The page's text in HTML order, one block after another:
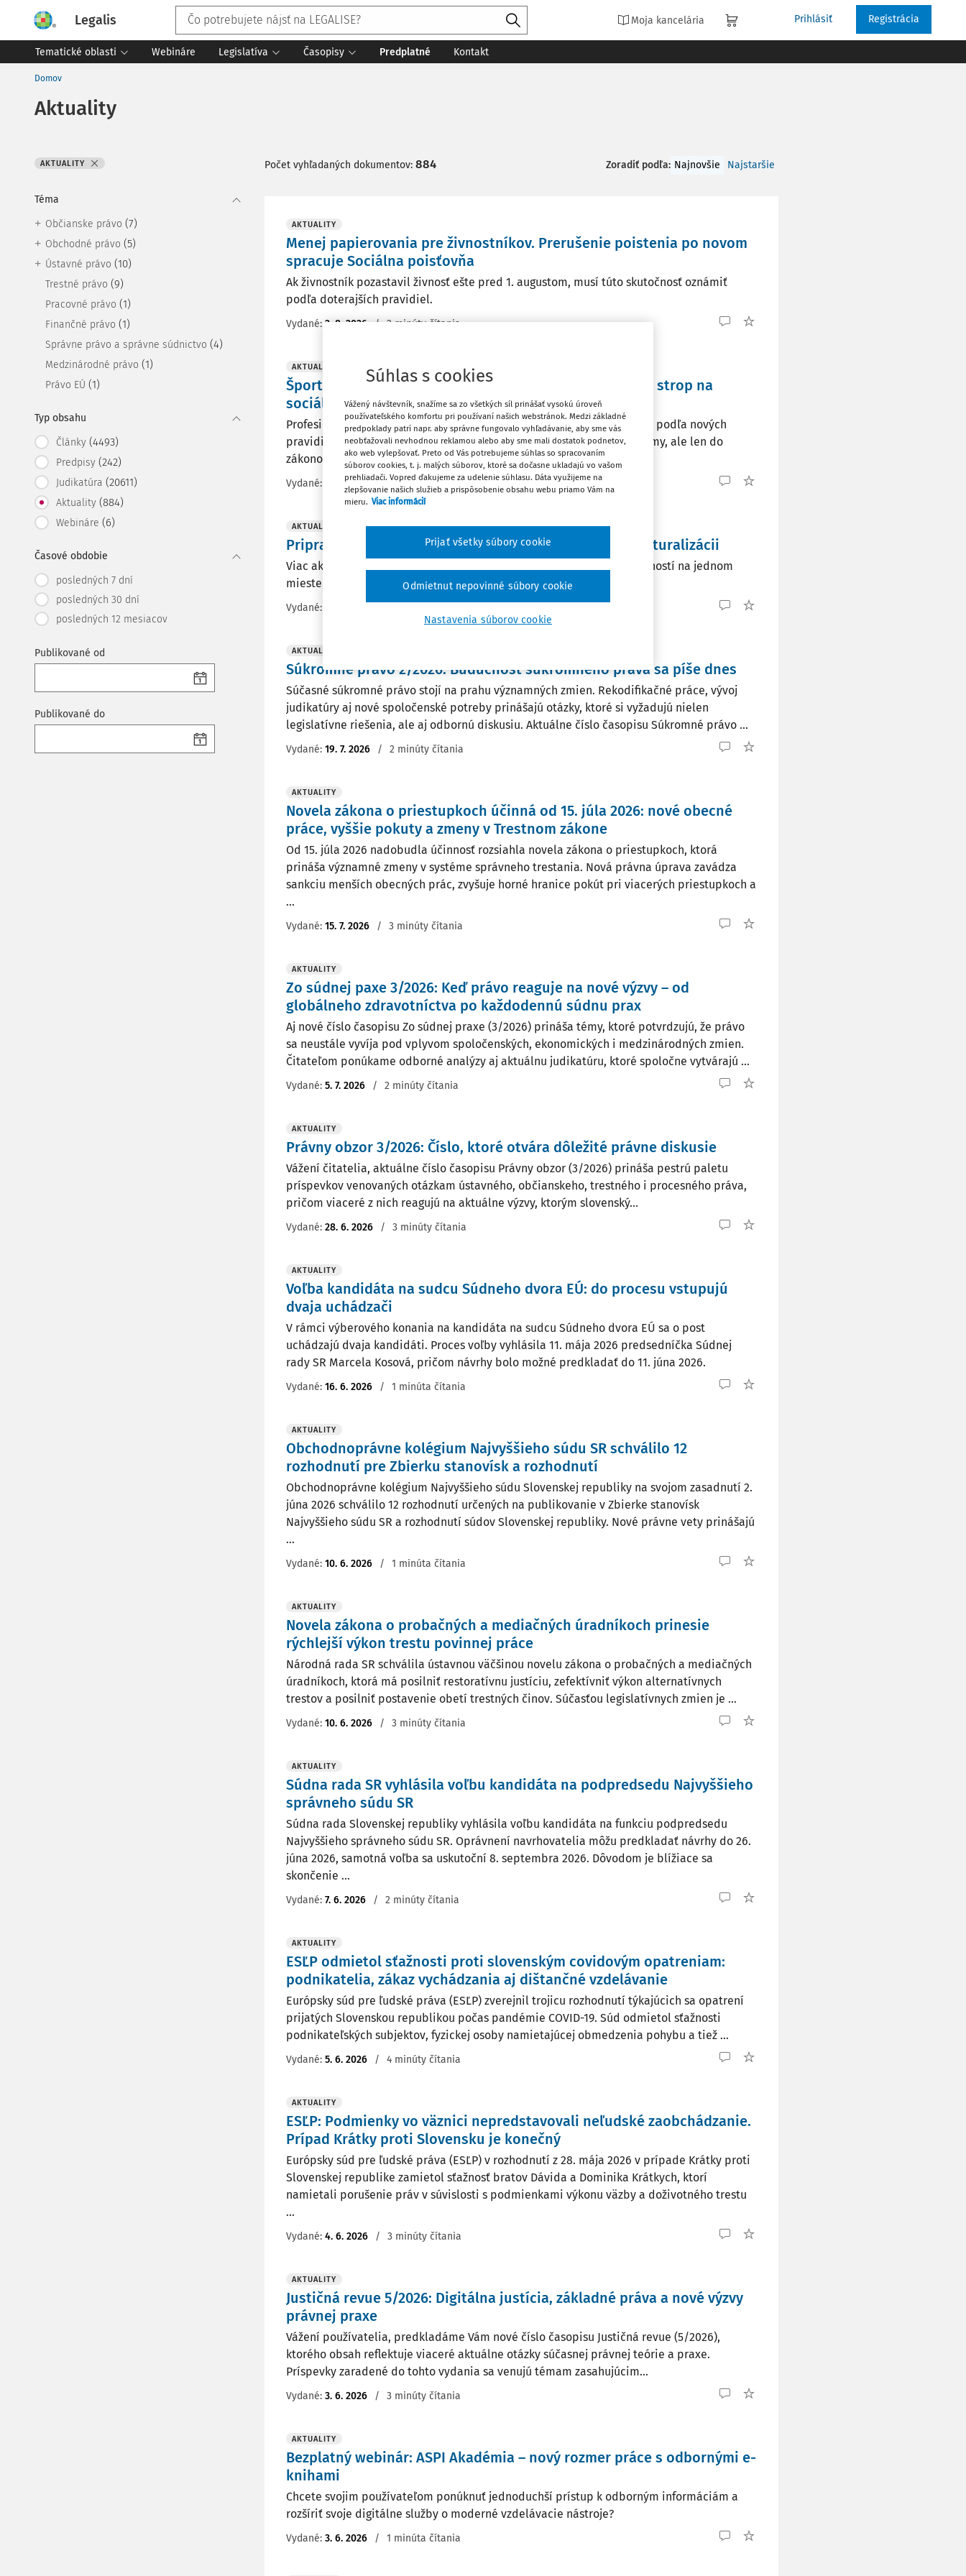
Legalis Moja kancelária Prihlásiť Registrácia
Tematické oblasti Webináre Legislatíva Časopisy Predplatné Kontakt
Domov
Aktuality
AKTUALITY
Téma
Občianske právo (7)
Obchodné právo (5)
Ústavné právo (10)
Trestné právo (9)
Pracovné právo (1)
Finančné právo (1)
Správne právo a správne súdnictvo (4)
Medzinárodné právo (1)
Právo EÚ (1)
Typ obsahu
Články (4493)
Predpisy (242)
Judikatúra (20611)
Aktuality (884)
Webináre (6)
Časové obdobie
posledných 7 dní
posledných 30 dní
posledných 12 mesiacov
Publikované od
Publikované do
Počet vyhľadaných dokumentov: 884 Zoradiť podľa: Najnovšie Najstaršie
AKTUALITY
Menej papierovania pre živnostníkov. Prerušenie poistenia po novom
spracuje Sociálna poisťovňa
Ak živnostník pozastavil živnosť ešte pred 1. augustom, musí túto skutočnosť oznámiť
podľa doterajších pravidiel.
Vydané: 2. 8. 2026 / 2 minúty čítania
AKTUALITY
Športovcom klesnú odvody. Od roku 2027 dostanú nový strop na
sociálne poistenie
Profesionálni športovci budú od 1. januára 2027 platiť sociálne odvody podľa nových
pravidiel. Ak zarábajú viac, poistné sa im už nebude počítať z celej sumy, ale len do
zákonom stanoveného limitu.
Vydané: 30. 7. 2026 / 2 minúty čítania
AKTUALITY
Pripravujeme: Komentár k zákonu o konkurze a reštrukturalizácii
Viac ako 900 strán odborného výkladu, judikatúry a praktických skúseností na jednom
mieste.
Vydané:
AKTUALITY
Súkromné právo 2/2026: Budúcnosť súkromného práva sa píše dnes
Súčasné súkromné právo stojí na prahu významných zmien. Rekodifikačné práce, vývoj
judikatúry aj nové spoločenské potreby prinášajú otázky, ktoré si vyžadujú nielen
legislatívne riešenia, ale aj odbornú diskusiu. Aktuálne číslo časopisu Súkromné právo ...
Vydané: 19. 7. 2026 / 2 minúty čítania
AKTUALITY
Novela zákona o priestupkoch účinná od 15. júla 2026: nové obecné
práce, vyššie pokuty a zmeny v Trestnom zákone
Od 15. júla 2026 nadobudla účinnosť rozsiahla novela zákona o priestupkoch, ktorá
prináša významné zmeny v systéme správneho trestania. Nová právna úprava zavádza
sankciu menších obecných prác, zvyšuje horné hranice pokút pri viacerých priestupkoch a
...
Vydané: 15. 7. 2026 / 3 minúty čítania
AKTUALITY
Zo súdnej paxe 3/2026: Keď právo reaguje na nové výzvy – od
globálneho zdravotníctva po každodennú súdnu prax
Aj nové číslo časopisu Zo súdnej praxe (3/2026) prináša témy, ktoré potvrdzujú, že právo
sa neustále vyvíja pod vplyvom spoločenských, ekonomických i medzinárodných zmien.
Čitateľom ponúkame odborné analýzy aj aktuálnu judikatúru, ktoré spoločne vytvárajú ...
Vydané: 5. 7. 2026 / 2 minúty čítania
AKTUALITY
Právny obzor 3/2026: Číslo, ktoré otvára dôležité právne diskusie
Vážení čitatelia, aktuálne číslo časopisu Právny obzor (3/2026) prináša pestrú paletu
príspevkov venovaných otázkam ústavného, občianskeho, trestného i procesného práva,
pričom viaceré z nich reagujú na aktuálne výzvy, ktorým slovenský...
Vydané: 28. 6. 2026 / 3 minúty čítania
AKTUALITY
Voľba kandidáta na sudcu Súdneho dvora EÚ: do procesu vstupujú
dvaja uchádzači
V rámci výberového konania na kandidáta na sudcu Súdneho dvora EÚ sa o post
uchádzajú dvaja kandidáti. Proces voľby vyhlásila 11. mája 2026 predsedníčka Súdnej
rady SR Marcela Kosová, pričom návrhy bolo možné predkladať do 11. júna 2026.
Vydané: 16. 6. 2026 / 1 minúta čítania
AKTUALITY
Obchodnoprávne kolégium Najvyššieho súdu SR schválilo 12
rozhodnutí pre Zbierku stanovísk a rozhodnutí
Obchodnoprávne kolégium Najvyššieho súdu Slovenskej republiky na svojom zasadnutí 2.
júna 2026 schválilo 12 rozhodnutí určených na publikovanie v Zbierke stanovísk
Najvyššieho súdu SR a rozhodnutí súdov Slovenskej republiky. Nové právne vety prinášajú
...
Vydané: 10. 6. 2026 / 1 minúta čítania
AKTUALITY
Novela zákona o probačných a mediačných úradníkoch prinesie
rýchlejší výkon trestu povinnej práce
Národná rada SR schválila ústavnou väčšinou novelu zákona o probačných a mediačných
úradníkoch, ktorá má posilniť restoratívnu justíciu, zefektívniť výkon alternatívnych
trestov a posilniť postavenie obetí trestných činov. Súčasťou legislatívnych zmien je ...
Vydané: 10. 6. 2026 / 3 minúty čítania
AKTUALITY
Súdna rada SR vyhlásila voľbu kandidáta na podpredsedu Najvyššieho
správneho súdu SR
Súdna rada Slovenskej republiky vyhlásila voľbu kandidáta na funkciu podpredsedu
Najvyššieho správneho súdu SR. Oprávnení navrhovatelia môžu predkladať návrhy do 26.
júna 2026, samotná voľba sa uskutoční 8. septembra 2026. Dôvodom je blížiace sa
skončenie ...
Vydané: 7. 6. 2026 / 2 minúty čítania
AKTUALITY
ESĽP odmietol sťažnosti proti slovenským covidovým opatreniam:
podnikatelia, zákaz vychádzania aj dištančné vzdelávanie
Európsky súd pre ľudské práva (ESĽP) zverejnil trojicu rozhodnutí týkajúcich sa opatrení
prijatých Slovenskou republikou počas pandémie COVID-19. Súd odmietol sťažnosti
podnikateľských subjektov, fyzickej osoby namietajúcej obmedzenia pohybu a tiež ...
Vydané: 5. 6. 2026 / 4 minúty čítania
AKTUALITY
ESĽP: Podmienky vo väznici nepredstavovali neľudské zaobchádzanie.
Prípad Krátky proti Slovensku je konečný
Európsky súd pre ľudské práva (ESĽP) v rozhodnutí z 28. mája 2026 v prípade Krátky proti
Slovenskej republike zamietol sťažnosť bratov Dávida a Dominika Krátkych, ktorí
namietali porušenie práv v súvislosti s podmienkami výkonu väzby a doživotného trestu
...
Vydané: 4. 6. 2026 / 3 minúty čítania
AKTUALITY
Justičná revue 5/2026: Digitálna justícia, základné práva a nové výzvy
právnej praxe
Vážení používatelia, predkladáme Vám nové číslo časopisu Justičná revue (5/2026),
ktorého obsah reflektuje viaceré aktuálne otázky súčasnej právnej teórie a praxe.
Príspevky zaradené do tohto vydania sa venujú témam zasahujúcim...
Vydané: 3. 6. 2026 / 3 minúty čítania
AKTUALITY
Bezplatný webinár: ASPI Akadémia – nový rozmer práce s odbornými e-
knihami
Chcete svojim používateľom ponúknuť jednoduchší prístup k odborným informáciám a
rozšíriť svoje digitálne služby o moderné vzdelávacie nástroje?
Vydané: 3. 6. 2026 / 1 minúta čítania
Súhlas s cookies
Vážený návštevník, snažíme sa zo všetkých síl prinášať vysokú úroveň
používateľského komfortu pri používaní našich webstránok. Medzi základné
predpoklady patrí napr. aby správne fungovalo vyhľadávanie, aby sme vás
neobťažovali nevhodnou reklamou alebo aby sme mali dostatok podnetov,
ako web vylepšovať. Preto od Vás potrebujeme súhlas so spracovaním
súborov cookies, t. j. malých súborov, ktoré sa dočasne ukladajú vo vašom
prehliadači. Vopred ďakujeme za udelenie súhlasu. Dáta využijeme na
zlepšovanie našich služieb a prispôsobenie obsahu webu priamo Vám na
mieru. Viac informácií
Nastavenia súborov cookie
Odmietnut nepovinné súbory cookie
Prijať všetky súbory cookie